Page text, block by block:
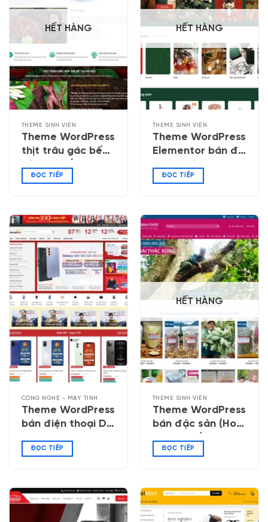
HẾT HÀNG
THEME SINH VIÊN
Theme WordPress
thịt trâu gác bếp,
bò một nắng
ĐỌC TIẾP
HẾT HÀNG
THEME SINH VIÊN
Theme WordPress
Elementor bán đồ
trang trí, quà
tặng
ĐỌC TIẾP
CÔNG NGHỆ - MÁY TÍNH
Theme WordPress
bán điện thoại Di
Động Việt
ĐỌC TIẾP
HẾT HÀNG
THEME SINH VIÊN
Theme WordPress
bán đặc sản (Hoa
Ban Food)
ĐỌC TIẾP